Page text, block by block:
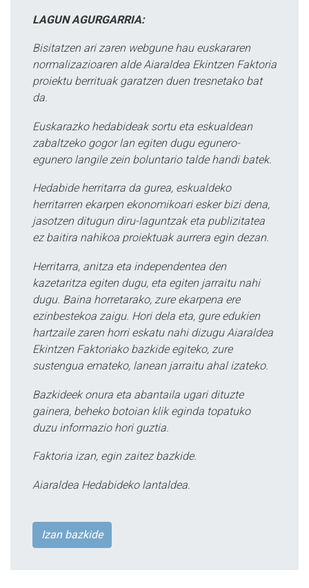
LAGUN AGURGARRIA:
Bisitatzen ari zaren webgune hau euskararen
normalizazioaren alde Aiaraldea Ekintzen Faktoria
proiektu berrituak garatzen duen tresnetako bat
da.
Euskarazko hedabideak sortu eta eskualdean
zabaltzeko gogor lan egiten dugu egunero-
egunero langile zein boluntario talde handi batek.
Hedabide herritarra da gurea, eskualdeko
herritarren ekarpen ekonomikoari esker bizi dena,
jasotzen ditugun diru-laguntzak eta publizitatea
ez baitira nahikoa proiektuak aurrera egin dezan.
Herritarra, anitza eta independentea den
kazetaritza egiten dugu, eta egiten jarraitu nahi
dugu. Baina horretarako, zure ekarpena ere
ezinbestekoa zaigu. Hori dela eta, gure edukien
hartzaile zaren horri eskatu nahi dizugu Aiaraldea
Ekintzen Faktoriako bazkide egiteko, zure
sustengua emateko, lanean jarraitu ahal izateko.
Bazkideek onura eta abantaila ugari dituzte
gainera, beheko botoian klik eginda topatuko
duzu informazio hori guztia.
Faktoria izan, egin zaitez bazkide.
Aiaraldea Hedabideko lantaldea.
Izan bazkide